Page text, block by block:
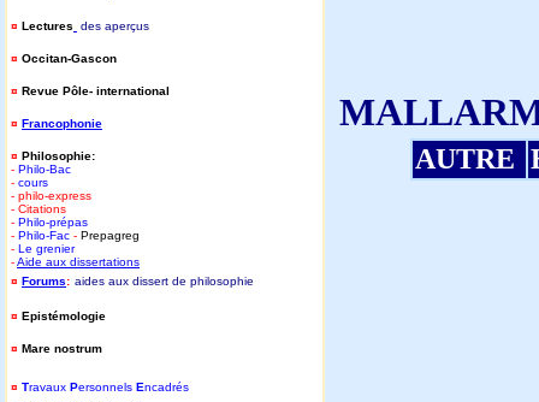
¤ Lectures des aperçus
¤ Occitan-Gascon
¤ Revue Pôle- international
¤ Francophonie
¤ Philosophie:
- Philo-Bac
- cours
- philo-express
- Citations
- Philo-prépas
- Philo-Fac - Prepagreg
- Le grenier
-Aide aux dissertations
¤ Forums: aides aux dissert de philosophie
¤ Epistémologie
¤ Mare nostrum
¤ Travaux Personnels Encadrés
AUTRE